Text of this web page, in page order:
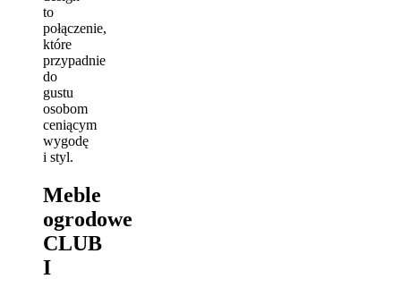
to
połączenie,
które
przypadnie
do
gustu
osobom
ceniącym
wygodę
i styl.
Meble
ogrodowe
CLUB
I